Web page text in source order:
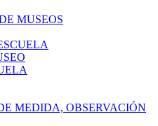
MUSEOS
MEDIDA, OBSERVACIÓN